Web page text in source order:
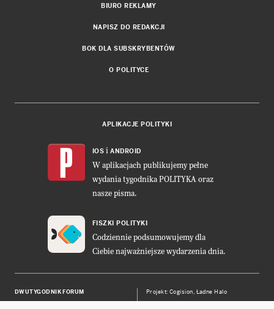
BIURO REKLAMY
NAPISZ DO REDAKCJI
BOK DLA SUBSKRYBENTÓW
O POLITYCE
APLIKACJE POLITYKI
IOS i ANDROID
W aplikacjach publikujemy pełne
wydania tygodnika POLITYKA oraz
nasze pisma.
FISZKI POLITYKI
Codziennie podsumowujemy dla
Ciebie najważniejsze wydarzenia dnia.
DWUTYGODNIK FORUM Projekt:Cogision, Ładne Halo